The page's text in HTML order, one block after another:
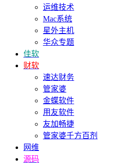
运维技术
Mac系统
星外主机
华众专题
佳软
财软
速达财务
管家婆
金蝶软件
用友软件
友加畅捷
管家婆千方百剂
网维
源码